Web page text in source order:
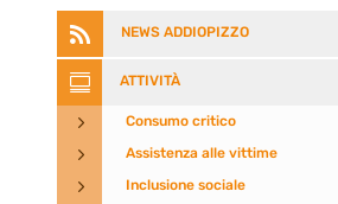
 NEWS ADDIOPIZZO
 ATTIVITÀ
5 Consumo critico
5 Assistenza alle vittime
5 Inclusione sociale